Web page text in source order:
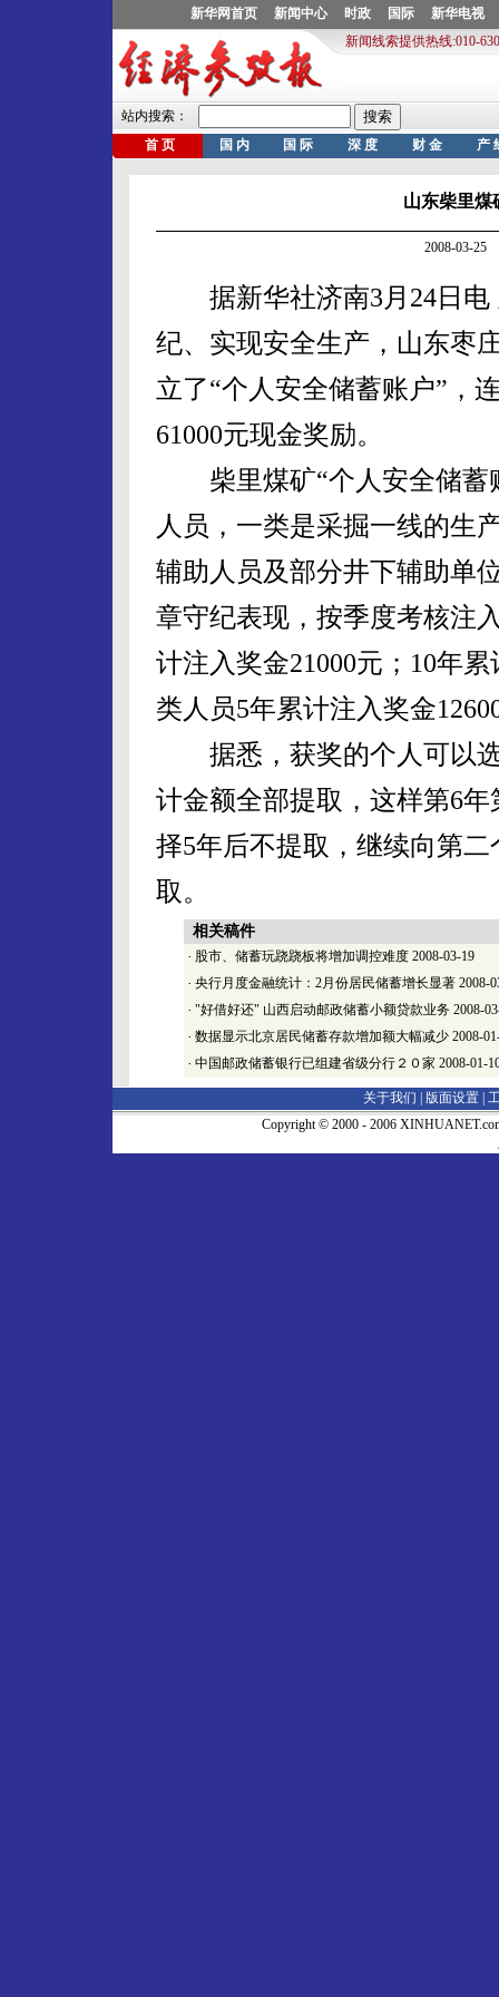
山东柴里煤
2008-03-25
据新华社济南3月24日电
纪、实现安全生产，山东枣
立了“个人安全储蓄账户”，
61000元现金奖励。
柴里煤矿“个人安全储蓄
人员，一类是采掘一线的生
辅助人员及部分井下辅助单
章守纪表现，按季度考核注
计注入奖金21000元；10年
类人员5年累计注入奖金
据悉，获奖的个人可以选
计金额全部提取，这样第6
择5年后不提取，继续向第
取。
相关稿件
· 股市、储蓄玩跷跷板将增加调控难度 2008-03-19
· 央行月度金融统计：2月份居民储蓄增长显著 2008-
· "好借好还" 山西启动邮政储蓄小额贷款业务 2008-
· 数据显示北京居民储蓄存款增加额大幅减少 2008-
· 中国邮政储蓄银行已组建省级分行２０家 2008-01-
关于我们 | 版面设置
Copyright © 2000 - 2006